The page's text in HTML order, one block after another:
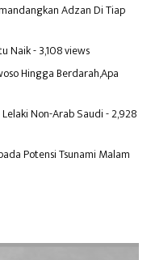
Adzan Di Tiap
Naik- 3,108 views
Hingga Berdarah,Apa
Non-Arab Saudi- 2,928
Potensi Tsunami Malam